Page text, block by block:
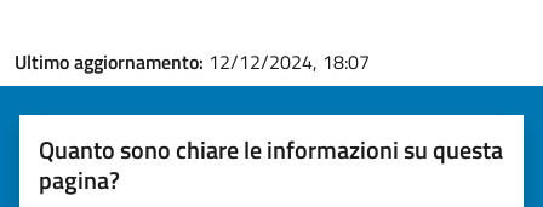
Ultimo aggiornamento: 12/12/2024, 18:07
Quanto sono chiare le informazioni su questa
pagina?